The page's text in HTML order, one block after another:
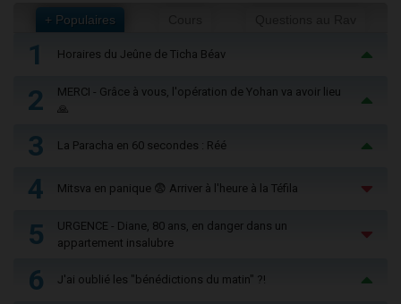
+ Populaires
1 Horaires du Jeûne de Ticha Béav
2
MERCI - Grâce à vous, l'opération de Yohan va avoir lieu
🙏
3 La Paracha en 60 secondes : Réé
4 Mitsva en panique 😨 Arriver à l'heure à la Téfila
5
URGENCE - Diane, 80 ans, en danger dans un
appartement insalubre
6 J'ai oublié les "bénédictions du matin" ?!